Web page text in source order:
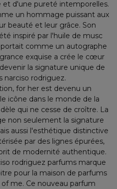
et d'une pureté intemporelles.
un hommage puissant aux
beauté et leur grâce. Son
inspiré par l'huile de musc
comme un autographe
exquise a crée le cœur
la signature unique de
narciso rodriguez.
for her est devenu un
icône dans le monde de la
qui ne cesse de croître. La
non seulement la signature
aussi l'esthétique distinctive
par des lignes épurées,
de modernité authentique.
rodriguez parfums marque
pour la maison de parfums
me. Ce nouveau parfum